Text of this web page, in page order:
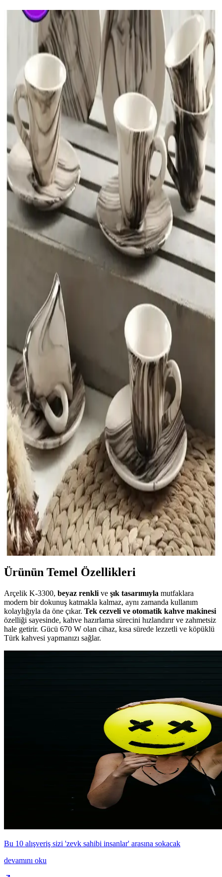
Emsan Sonsuz Aşk 2 Kişilik Kahve Fincan Takımı
Modern Tasarımı ve Dayanıklılığıyla Öne Çıkıyor
Emsan Sonsuz Aşk 2 kişilik kahve fincan takımı, modern tasarımı ve
yüksek kaliteli seramik malzemesiyle kahve deneyimini
zenginleştirir, dayanıklı ve kullanışlıdır.
Kahve Fincanlarıyla Dekorasyonunuzu
Zenginleştiren Şık ve Fonksiyonel Seçenekler
Kahve fincanları, dekorasyona estetik ve sıcaklık katan önemli
unsurlar olup, farklı tarzlara uygun tasarım ve malzeme
seçenekleriyle mekanlara özgünlük sağlar.
Emaye Kahve Fincanlarının Günümüzdeki Yeri ve
Önemi Üzerine Detaylı İnceleme
Emaye kahve fincanları, dayanıklılığı ve estetik tasarımıyla kahve
kültüründe önemli bir yer tutar. Çok yönlü kullanımıyla ev, kafe ve
açık hava etkinliklerinde tercih edilir.
Kahve Fincanı Dekorasyon Seçenekleri: Estetik ve
Fonksiyonelliğin Buluşması
Kahve fincanları, estetik ve fonksiyonelliği bir araya getirerek yaşam
alanlarına kişisel tarz katmanın anahtarıdır. Farklı tarz ve
malzemelerle dekorasyon seçenekleri sunar.
İnce Uzun Kahve Fincanlarının Dekorasyondaki
Yeri ve Kullanım Avantajları
İnce uzun kahve fincanları, şık görünümleri ve fonksiyonellikleriyle
modern dekorasyonun vazgeçilmez parçalarıdır. Malzeme çeşitliliği
ve kullanım alanlarıyla iç mekanlara zarafet katıyor.
Emsan Kahve Takımı: Estetik ve Fonksiyonellik
Sunan Mutfak Dekorasyon Ürünü
Emsan kahve takımları, çeşitli malzeme ve tasarımlarla mutfak ve
oturma odalarına şıklık katarken, dayanıklı ve fonksiyonel
özellikleriyle öne çıkar. Modern ve klasik seçenekler mevcuttur.
Espresso Bardak Seçiminde Fonksiyonellik ve
Şıklığın Dengesi Nasıl Sağlanır
Espresso bardakları seçiminde malzeme, boyut ve tasarım
özellikleriyle kullanım kolaylığı ve estetik uyum ön planda tutulmalı.
Doğru seçim kahve keyfini artırır.
Şık ve Estetik Kahve Fincanları: Modern Tasarımlar
ve Dekoratif Seçenekler
Modern ve şık kahve fincanları, estetik ve fonksiyonelliği bir arada
sunar. Kaliteli malzemeler ve trend tasarımlarla iç mekan
dekorasyonunuza sıcaklık ve şıklık katın.
Ürünün Temel Özellikleri
Arçelik K-3300, beyaz renkli ve şık tasarımıyla mutfaklara
modern bir dokunuş katmakla kalmaz, aynı zamanda kullanım
kolaylığıyla da öne çıkar. Tek cezveli ve otomatik kahve makinesi
özelliği sayesinde, kahve hazırlama sürecini hızlandırır ve zahmetsiz
hale getirir. Gücü 670 W olan cihaz, kısa sürede lezzetli ve köpüklü
Türk kahvesi yapmanızı sağlar.
Bu 10 alışveriş sizi 'zevk sahibi insanlar' arasına sokacak
devamını oku